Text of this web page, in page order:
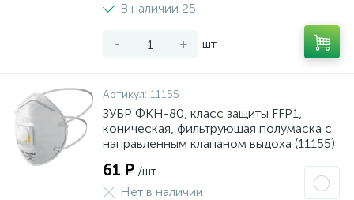
В наличии 25
- + шт
Артикул: 11155
ЗУБР ФКН-80, класс защиты FFP1,
коническая, фильтрующая полумаска с
направленным клапаном выдоха (11155)
61 ₽ /шт
Нет в наличии